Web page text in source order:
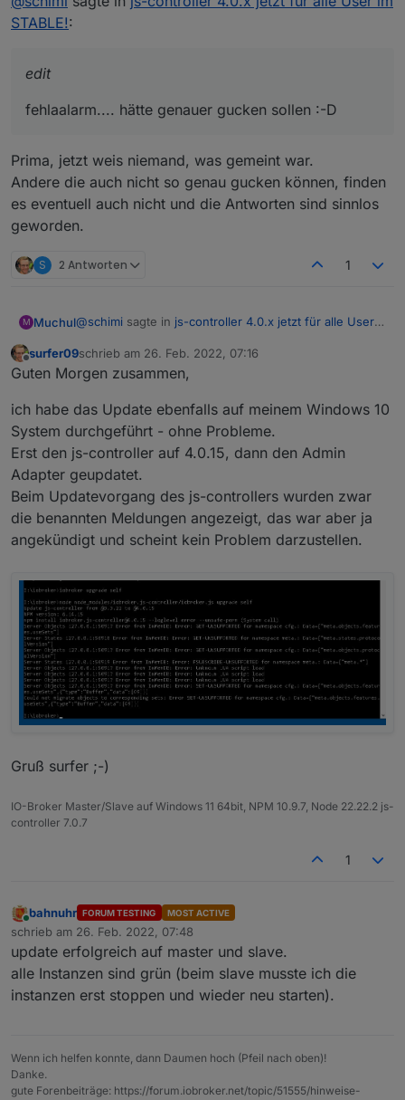
nicht?
STABLE!:
edit
fehlaalarm.... hätte genauer gucken sollen :-D
Prima, jetzt weis niemand, was gemeint war.
Andere die auch nicht so genau gucken können, finden
es eventuell auch nicht und die Antworten sind sinnlos
geworden.
S 2 Antworten 1
M Muchul@schimi sagte in js-controller 4.0.x jetzt für alle User
edit
fehlaalarm.... hätte genauer gucken sollen :-D
Prima, jetzt weis niemand, was gemeint war.
Andere die auch nicht so genau gucken können,
finden es eventuell auch nicht und die Antworten sind
sinnlos geworden.
Offline
surfer09schrieb am 26. Feb. 2022, 07:16
zuletzt editiert von
Guten Morgen zusammen,
ich habe das Update ebenfalls auf meinem Windows 10
System durchgeführt - ohne Probleme.
Erst den js-controller auf 4.0.15, dann den Admin
Adapter geupdatet.
Beim Updatevorgang des js-controllers wurden zwar
die benannten Meldungen angezeigt, das war aber ja
angekündigt und scheint kein Problem darzustellen.
Gruß surfer ;-)
IO-Broker Master/Slave auf Windows 11 64bit, NPM 10.9.7, Node 22.22.2 js-
controller 7.0.7
1
Online
bahnuhr FORUM TESTING MOST ACTIVE
schrieb am 26. Feb. 2022, 07:48
zuletzt editiert von
update erfolgreich auf master und slave.
alle Instanzen sind grün (beim slave musste ich die
instanzen erst stoppen und wieder neu starten).
Wenn ich helfen konnte, dann Daumen hoch (Pfeil nach oben)!
Danke.
gute Forenbeiträge: https://forum.iobroker.net/topic/51555/hinweise-